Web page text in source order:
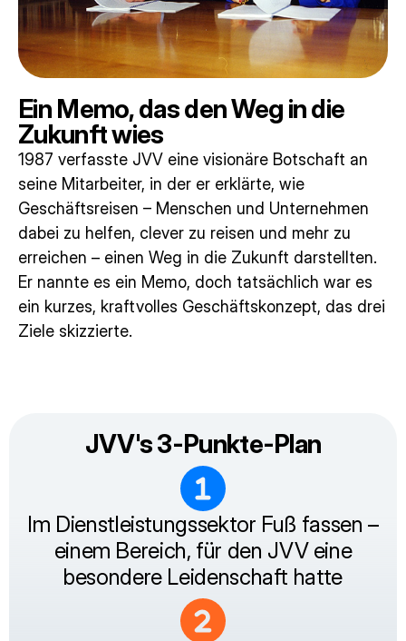
Ein Memo, das den Weg in die
Zukunft wies
1987 verfasste JVV eine visionäre Botschaft an
seine Mitarbeiter, in der er erklärte, wie
Geschäftsreisen – Menschen und Unternehmen
dabei zu helfen, clever zu reisen und mehr zu
erreichen – einen Weg in die Zukunft darstellten.
Er nannte es ein Memo, doch tatsächlich war es
ein kurzes, kraftvolles Geschäftskonzept, das drei
Ziele skizzierte.
JVV's 3-Punkte-Plan
Im Dienstleistungssektor Fuß fassen –
einem Bereich, für den JVV eine
besondere Leidenschaft hatte